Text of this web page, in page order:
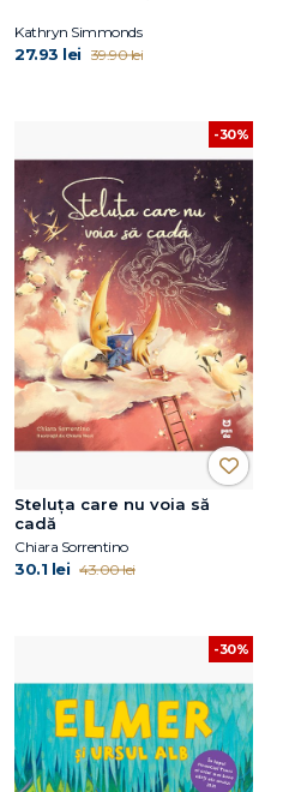
Kathryn Simmonds
27.93 lei 39.90 lei
-30%
Steluța care nu voia să
cadă
Chiara Sorrentino
30.1 lei 43.00 lei
-30%